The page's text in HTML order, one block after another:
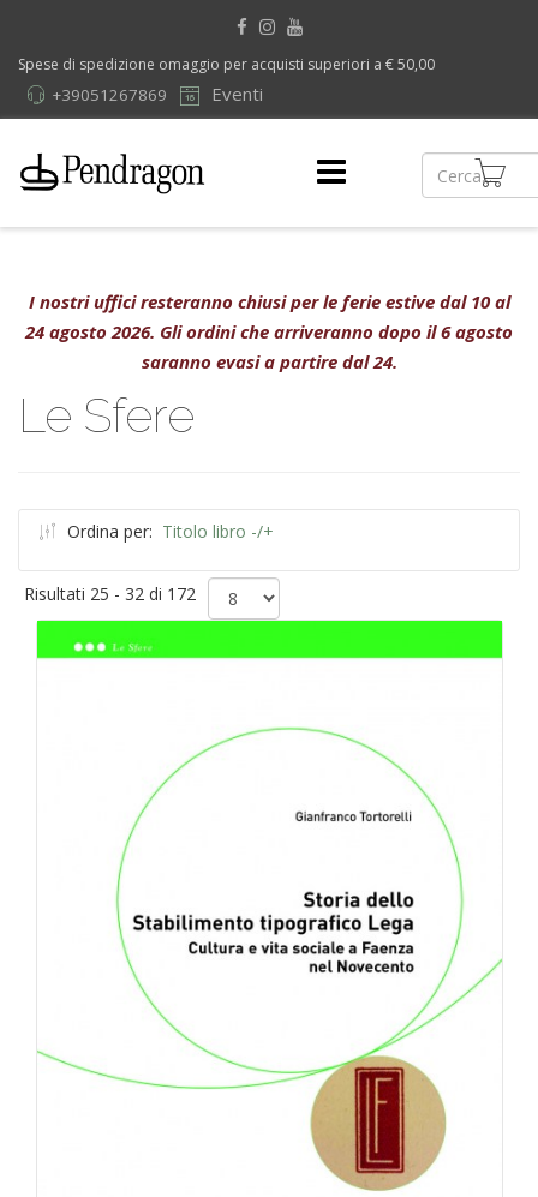
Spese di spedizione omaggio per acquisti superiori a € 50,00
Eventi
+39051267869
I nostri uffici resteranno chiusi per le ferie estive dal 10 al
24 agosto 2026. Gli ordini che arriveranno dopo il 6 agosto
saranno evasi a partire dal 24.
Le Sfere
Ordina per: Titolo libro -/+
Risultati 25 - 32 di 172